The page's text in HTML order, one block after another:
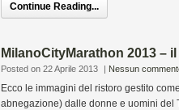
Continue Reading...
MilanoCityMarathon 2013 –
Posted on 22 Aprile 2013 | Nessun
Ecco le immagini del ristoro gestito
abnegazione) dalle donne e uomini del